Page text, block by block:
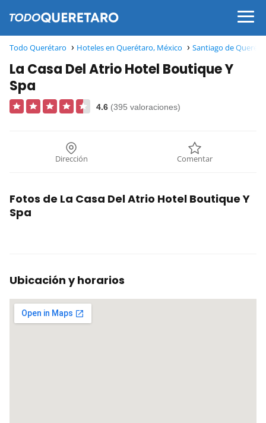
Todo Querétaro Hoteles en Querétaro, México Santiago de
La Casa Del Atrio Hotel Boutique Y
Spa
4.6 (395 valoraciones)
Dirección Comentar
Fotos de La Casa Del Atrio Hotel Boutique Y
Spa
Ubicación y horarios